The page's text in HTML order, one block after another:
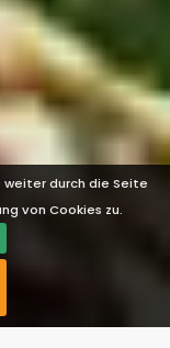
weiter durch die Seite
von Cookies zu.